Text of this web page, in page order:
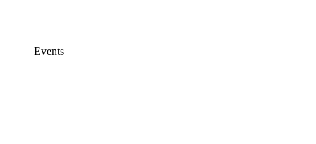
Events